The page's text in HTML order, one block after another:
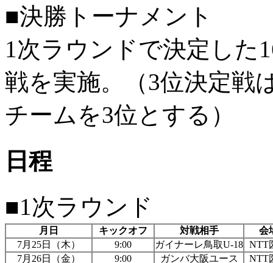
■決勝トーナメント
1次ラウンドで決定した
戦を実施。（3位決定戦
チームを3位とする）
日程
■1次ラウンド
月日 キックオフ 対戦相手
会
7月25日（木）
9:00 ガイナーレ鳥取U-18 NTT
7月26日（金）
9:00 ガンバ大阪ユース
NTT